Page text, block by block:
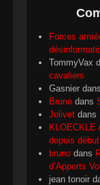
Forces
TommyVax
cavaliers
Gasnier dans
Bruno dans
Jolivet dans
KLOECKLE
depuis
bruno dans
d’Apports
jean tonoir